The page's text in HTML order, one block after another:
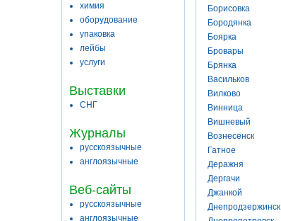
химия
оборудование
упаковка
лейбы
услуги
Выставки
СНГ
Журналы
русскоязычные
англоязычные
Веб-сайты
русскоязычные
англоязычные
Борисовка
Бородянка
Боярка
Бровары
Брянка
Васильков
Вилково
Винница
Вишневый
Вознесенск
Гатное
Деражня
Дергачи
Джанкой
Днепродзержинск